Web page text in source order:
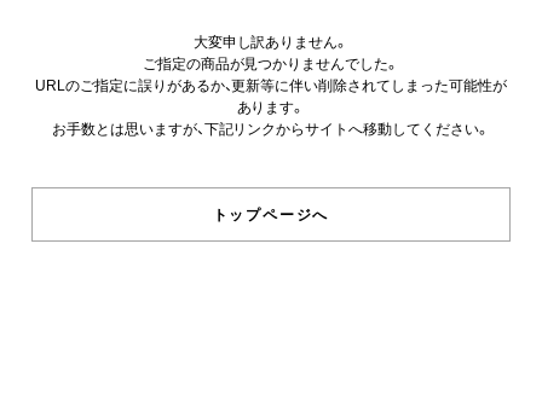
ベストセラー
コレクション
大変申し訳ありません。
ご指定の商品が見つかりませんでした。
URLのご指定に誤りがあるか、更新等に伴い削除されてしまった可能性が
あります。
お手数とは思いますが、下記リンクからサイトへ移動してください。
トップページへ